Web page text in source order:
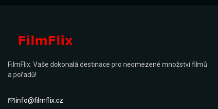
FilmFlix: Vaše dokonalá destinace pro neomezené množství filmů
a pořadů!
info@filmflix.cz